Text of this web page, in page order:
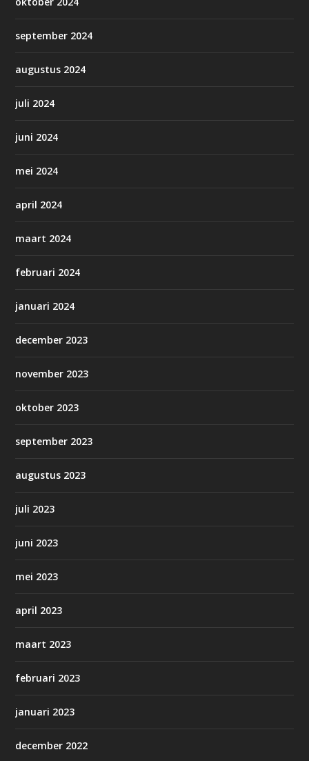
september 2024
augustus 2024
juli 2024
juni 2024
mei 2024
april 2024
maart 2024
februari 2024
januari 2024
december 2023
november 2023
oktober 2023
september 2023
augustus 2023
juli 2023
juni 2023
mei 2023
april 2023
maart 2023
februari 2023
januari 2023
december 2022